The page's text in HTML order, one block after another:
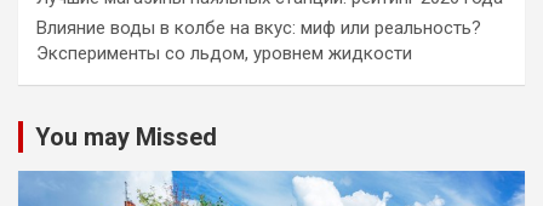
Влияние воды в колбе на вкус: миф или реальность?
Эксперименты со льдом, уровнем жидкости
You may Missed